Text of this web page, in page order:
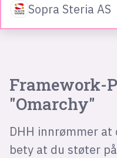
Sopra Steria AS
Framework-
"Omarchy"
DHH innrømmer at
bety at du støter